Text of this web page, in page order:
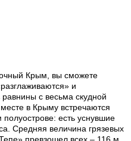
Крым, вы сможете
и
с весьма скудной
в Крыму встречаются
есть уснувшие
Средняя величина грязевых
превзошел всех – 116 м.